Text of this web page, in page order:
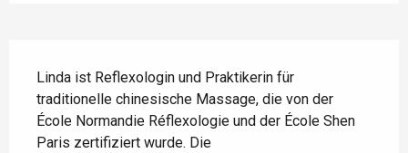
Linda ist Reflexologin und Praktikerin für
traditionelle chinesische Massage, die von der
École Normandie Réflexologie und der École Shen
Paris zertifiziert wurde. Die